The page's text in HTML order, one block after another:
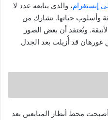
، والذي يتابعه عدد لا
وأسلوب حياتها. تشارك من
ويُعتقد أن بعض الصور
غورهان قد أُزيلت بعد الجدل
محط أنظار المتابعين بعد